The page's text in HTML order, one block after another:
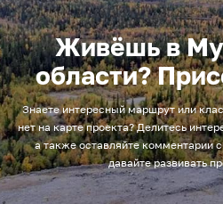
Живёшь в
области?
Знаете интересный маршрут или
нет на карте проекта? Делитесь
а также оставляйте комментарии
давайте развивать